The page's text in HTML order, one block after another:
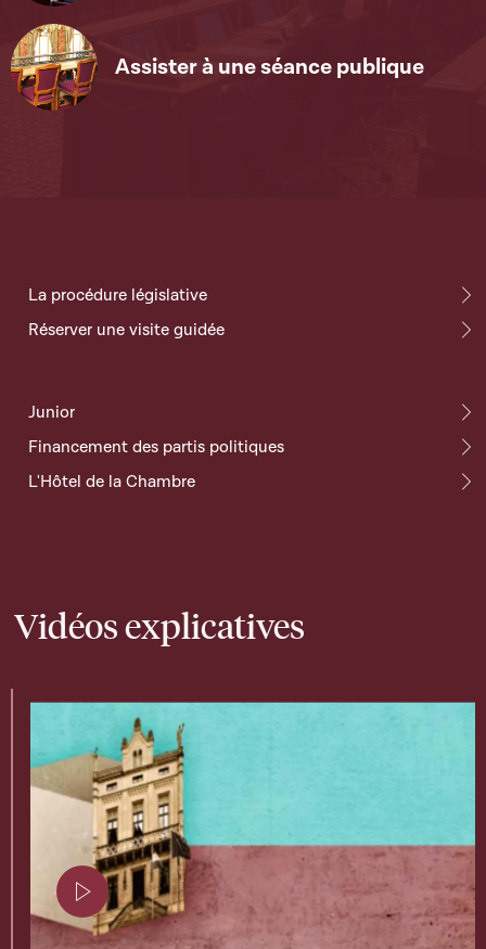
Assister à une séance publique
La procédure législative
Réserver une visite guidée
Junior
Financement des partis politiques
L'Hôtel de la Chambre
Vidéos explicatives